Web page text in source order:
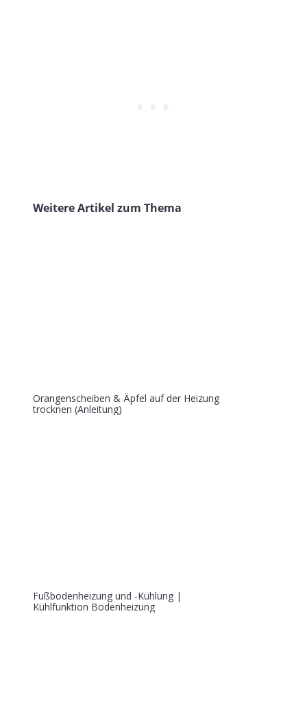
Weitere Artikel zum Thema
Orangenscheiben & Äpfel auf der Heizung
trocknen (Anleitung)
Fußbodenheizung und -Kühlung |
Kühlfunktion Bodenheizung